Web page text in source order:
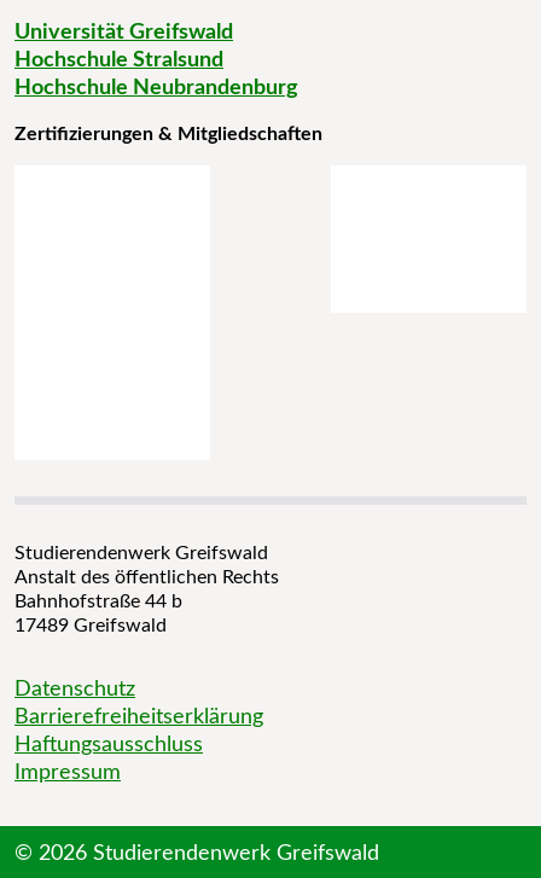
Universität Greifswald
Hochschule Stralsund
Hochschule Neubrandenburg
Zertifizierungen & Mitgliedschaften
Studierendenwerk Greifswald
Anstalt des öffentlichen Rechts
Bahnhofstraße 44 b
17489 Greifswald
Datenschutz
Barrierefreiheitserklärung
Haftungsausschluss
Impressum
© 2026 Studierendenwerk Greifswald